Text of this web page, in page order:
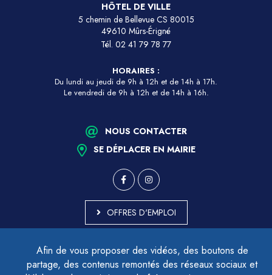
Afin de vous proposer des vidéos, des boutons de
partage, des contenus remontés des réseaux sociaux et
HÔTEL DE VILLE
5 chemin de Bellevue CS 80015
49610 Mûrs-Érigné
Tél. 02 41 79 78 77
HORAIRES :
Du lundi au jeudi de 9h à 12h et de 14h à 17h.
Le vendredi de 9h à 12h et de 14h à 16h.
NOUS CONTACTER
SE DÉPLACER EN MAIRIE
OFFRES D'EMPLOI
ACCESSIBILITÉ - PARTIELLEMENT CONFORME
PLAN DU SITE